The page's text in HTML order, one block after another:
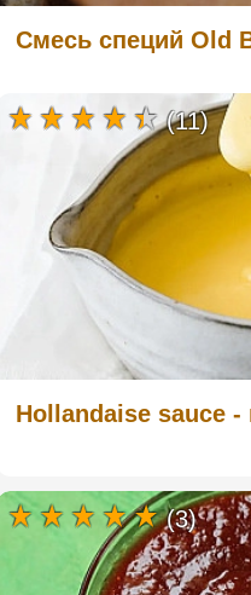
Смесь специй Old
Hollandaise sauce -
(11)
(3)